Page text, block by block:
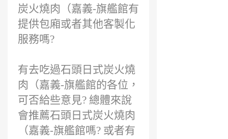
炭火燒肉（嘉義-旗艦館有
提供包廂或者其他客製化
服務嗎?
有去吃過石頭日式炭火燒
肉（嘉義-旗艦館的各位，
可否給些意見? 總體來說
會推薦石頭日式炭火燒肉
（嘉義-旗艦館嗎? 或者有